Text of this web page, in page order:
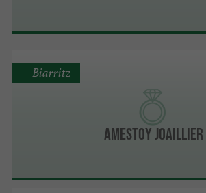
Amestoy Joaillier
Biarritz